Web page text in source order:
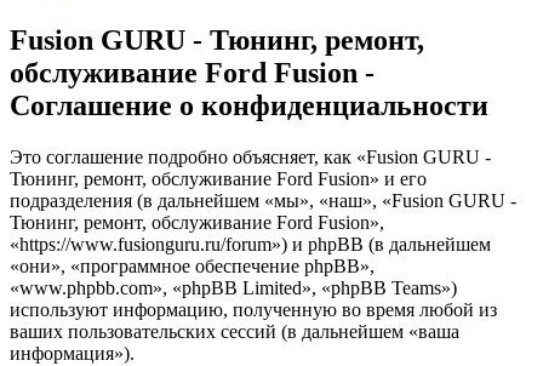
Fusion GURU - Тюнинг, ремонт,
обслуживание Ford Fusion -
Соглашение о конфиденциальности
Это соглашение подробно объясняет, как «Fusion GURU -
Тюнинг, ремонт, обслуживание Ford Fusion» и его
подразделения (в дальнейшем «мы», «наш», «Fusion GURU -
Тюнинг, ремонт, обслуживание Ford Fusion»,
«https://www.fusionguru.ru/forum») и phpBB (в дальнейшем
«они», «программное обеспечение phpBB»,
«www.phpbb.com», «phpBB Limited», «phpBB Teams»)
используют информацию, полученную во время любой из
ваших пользовательских сессий (в дальнейшем «ваша
информация»).